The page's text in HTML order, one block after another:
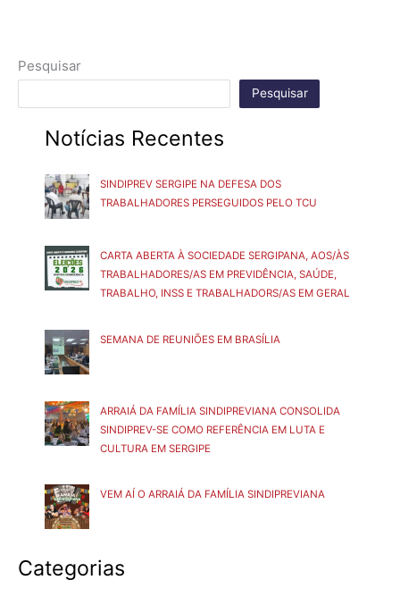
Pesquisar
Pesquisar
Notícias Recentes
SINDIPREV SERGIPE NA DEFESA DOS
TRABALHADORES PERSEGUIDOS PELO TCU
CARTA ABERTA À SOCIEDADE SERGIPANA, AOS/ÀS
TRABALHADORES/AS EM PREVIDÊNCIA, SAÚDE,
TRABALHO, INSS E TRABALHADORS/AS EM GERAL
SEMANA DE REUNIÕES EM BRASÍLIA
ARRAIÁ DA FAMÍLIA SINDIPREVIANA CONSOLIDA
SINDIPREV-SE COMO REFERÊNCIA EM LUTA E
CULTURA EM SERGIPE
VEM AÍ O ARRAIÁ DA FAMÍLIA SINDIPREVIANA
Categorias